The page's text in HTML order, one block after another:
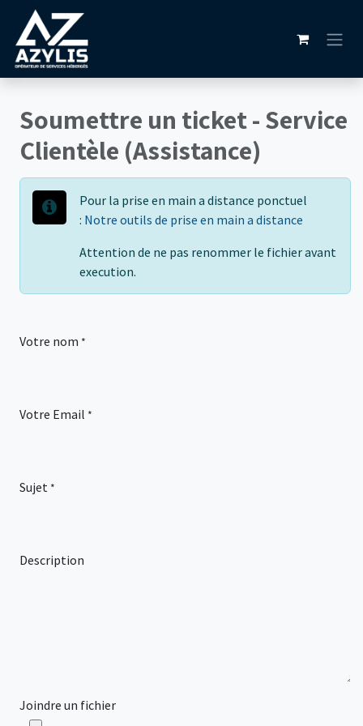
Se rendre au contenu
Soumettre un ticket - Service
Clientèle (Assistance)
Pour la prise en main a distance ponctuel
: Notre outils de prise en main a distance
Attention de ne pas renommer le fichier avant
execution.
Votre nom *
Votre Email *
Sujet *
Description
Joindre un fichier